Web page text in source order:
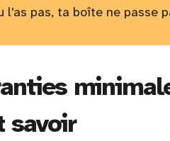
l'as pas, ta boîte ne passe
savoir